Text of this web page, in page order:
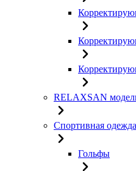
RELAXSAN
Спортивная одежда
Гольфы